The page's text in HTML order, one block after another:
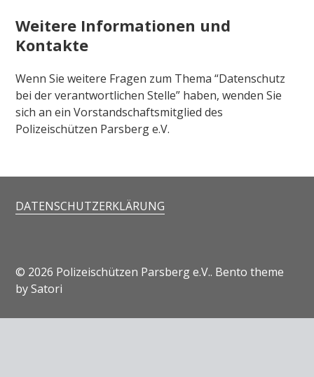
Weitere Informationen und
Kontakte
Wenn Sie weitere Fragen zum Thema “Datenschutz
bei der verantwortlichen Stelle” haben, wenden Sie
sich an ein Vorstandschaftsmitglied des
Polizeischützen Parsberg e.V.
DATENSCHUTZERKLÄRUNG
© 2026 Polizeischützen Parsberg e.V.. Bento theme
by Satori